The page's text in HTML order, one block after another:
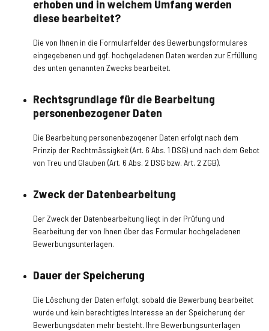
erhoben und in welchem Umfang werden
diese bearbeitet?
Die von Ihnen in die Formularfelder des Bewerbungsformulares
eingegebenen und ggf. hochgeladenen Daten werden zur Erfüllung
des unten genannten Zwecks bearbeitet.
Rechtsgrundlage für die Bearbeitung
personenbezogener Daten
Die Bearbeitung personenbezogener Daten erfolgt nach dem
Prinzip der Rechtmässigkeit (Art. 6 Abs. 1 DSG) und nach dem Gebot
von Treu und Glauben (Art. 6 Abs. 2 DSG bzw. Art. 2 ZGB).
Zweck der Datenbearbeitung
Der Zweck der Datenbearbeitung liegt in der Prüfung und
Bearbeitung der von Ihnen über das Formular hochgeladenen
Bewerbungsunterlagen.
Dauer der Speicherung
Die Löschung der Daten erfolgt, sobald die Bewerbung bearbeitet
wurde und kein berechtigtes Interesse an der Speicherung der
Bewerbungsdaten mehr besteht. Ihre Bewerbungsunterlagen